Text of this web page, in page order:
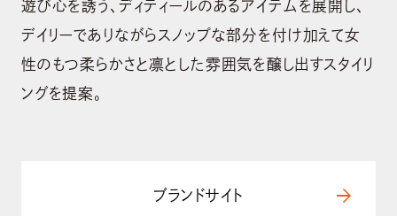
ABOUT US
遊び心を誘う、ディティールのあるアイテムを展開し、
デイリーでありながらスノップな部分を付け加えて女
性のもつ柔らかさと凛とした雰囲気を醸し出すスタイリ
ングを提案。
ブランドサイト arrow_forward